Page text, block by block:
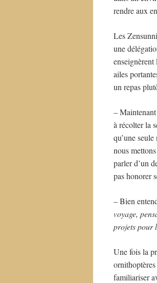
rendre aux
Les
une
ailes
un repas
–
à récolter la
qu’une
nous
parler d’un
pas honorer
– Bien
voyage,
projets pour
Une fois la
familiariser